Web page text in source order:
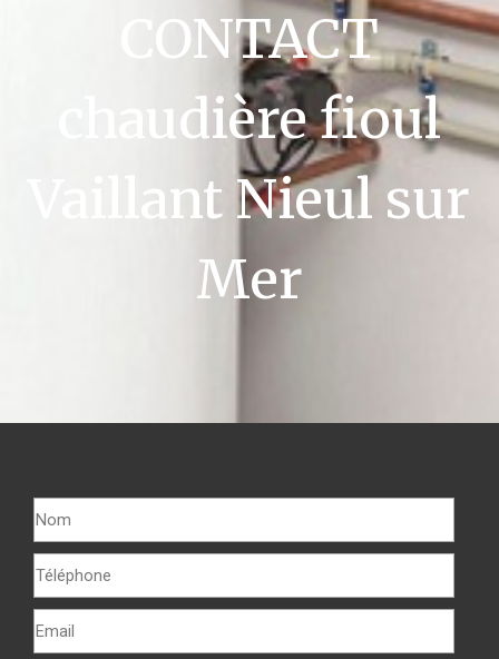
CONTACT
chaudière fioul
Vaillant Nieul sur
Mer